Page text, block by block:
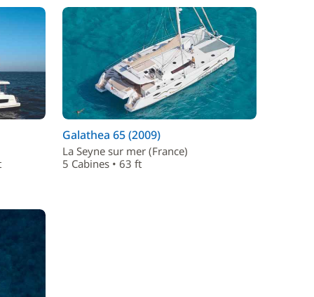
Galathea 65 (2009)
La Seyne sur mer (France)
5 Cabines • 63 ft